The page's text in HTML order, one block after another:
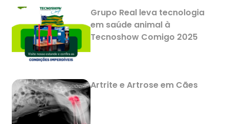
Grupo Real leva tecnologia
em saúde animal à
Tecnoshow Comigo 2025
Artrite e Artrose em Cães